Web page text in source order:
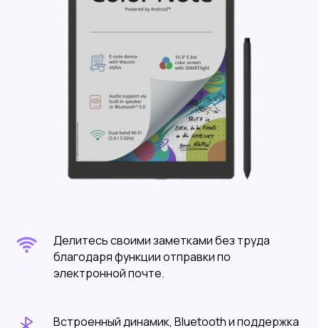
Делитесь своими заметками без труда
благодаря функции отправки по
электронной почте.
Встроенный динамик, Bluetooth и поддержка